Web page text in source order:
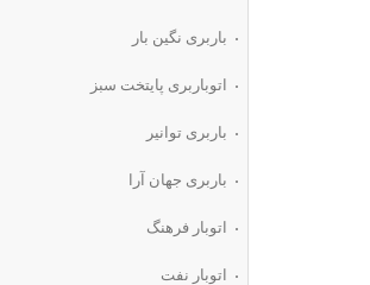
باربری نگین بار
اتوباربری پایتخت سبز
باربری توانیر
باربری جهان آرا
اتوبار فرهنگ
اتوبار نفت